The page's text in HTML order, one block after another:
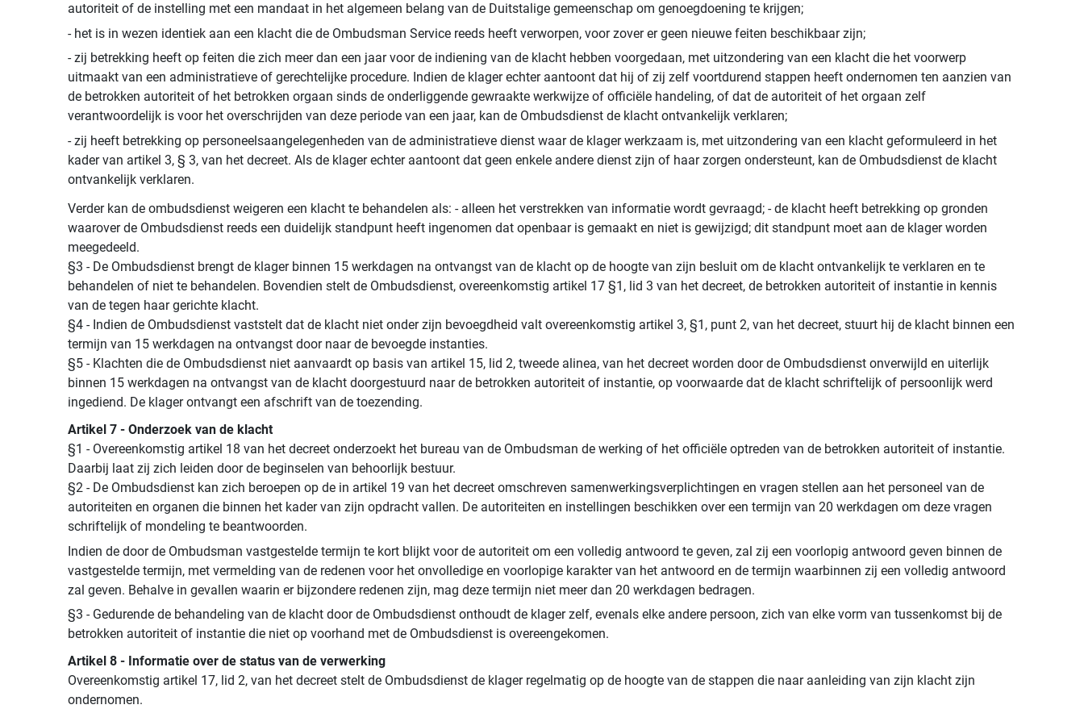
autoriteit of de instelling met een mandaat in het algemeen belang van de Duitstalige gemeenschap om genoegdoening te krijgen;
- het is in wezen identiek aan een klacht die de Ombudsman Service reeds heeft verworpen, voor zover er geen nieuwe feiten beschikbaar zijn;
- zij betrekking heeft op feiten die zich meer dan een jaar voor de indiening van de klacht hebben voorgedaan, met uitzondering van een klacht die het voorwerp
uitmaakt van een administratieve of gerechtelijke procedure. Indien de klager echter aantoont dat hij of zij zelf voortdurend stappen heeft ondernomen ten aanzien van
de betrokken autoriteit of het betrokken orgaan sinds de onderliggende gewraakte werkwijze of officiële handeling, of dat de autoriteit of het orgaan zelf
verantwoordelijk is voor het overschrijden van deze periode van een jaar, kan de Ombudsdienst de klacht ontvankelijk verklaren;
- zij heeft betrekking op personeelsaangelegenheden van de administratieve dienst waar de klager werkzaam is, met uitzondering van een klacht geformuleerd in het
kader van artikel 3, § 3, van het decreet. Als de klager echter aantoont dat geen enkele andere dienst zijn of haar zorgen ondersteunt, kan de Ombudsdienst de klacht
ontvankelijk verklaren.
Verder kan de ombudsdienst weigeren een klacht te behandelen als: - alleen het verstrekken van informatie wordt gevraagd; - de klacht heeft betrekking op gronden
waarover de Ombudsdienst reeds een duidelijk standpunt heeft ingenomen dat openbaar is gemaakt en niet is gewijzigd; dit standpunt moet aan de klager worden
meegedeeld.
§3 - De Ombudsdienst brengt de klager binnen 15 werkdagen na ontvangst van de klacht op de hoogte van zijn besluit om de klacht ontvankelijk te verklaren en te
behandelen of niet te behandelen. Bovendien stelt de Ombudsdienst, overeenkomstig artikel 17 §1, lid 3 van het decreet, de betrokken autoriteit of instantie in kennis
van de tegen haar gerichte klacht.
§4 - Indien de Ombudsdienst vaststelt dat de klacht niet onder zijn bevoegdheid valt overeenkomstig artikel 3, §1, punt 2, van het decreet, stuurt hij de klacht binnen een
termijn van 15 werkdagen na ontvangst door naar de bevoegde instanties.
§5 - Klachten die de Ombudsdienst niet aanvaardt op basis van artikel 15, lid 2, tweede alinea, van het decreet worden door de Ombudsdienst onverwijld en uiterlijk
binnen 15 werkdagen na ontvangst van de klacht doorgestuurd naar de betrokken autoriteit of instantie, op voorwaarde dat de klacht schriftelijk of persoonlijk werd
ingediend. De klager ontvangt een afschrift van de toezending.
Artikel 7 - Onderzoek van de klacht
§1 - Overeenkomstig artikel 18 van het decreet onderzoekt het bureau van de Ombudsman de werking of het officiële optreden van de betrokken autoriteit of instantie.
Daarbij laat zij zich leiden door de beginselen van behoorlijk bestuur.
§2 - De Ombudsdienst kan zich beroepen op de in artikel 19 van het decreet omschreven samenwerkingsverplichtingen en vragen stellen aan het personeel van de
autoriteiten en organen die binnen het kader van zijn opdracht vallen. De autoriteiten en instellingen beschikken over een termijn van 20 werkdagen om deze vragen
schriftelijk of mondeling te beantwoorden.
Indien de door de Ombudsman vastgestelde termijn te kort blijkt voor de autoriteit om een volledig antwoord te geven, zal zij een voorlopig antwoord geven binnen de
vastgestelde termijn, met vermelding van de redenen voor het onvolledige en voorlopige karakter van het antwoord en de termijn waarbinnen zij een volledig antwoord
zal geven. Behalve in gevallen waarin er bijzondere redenen zijn, mag deze termijn niet meer dan 20 werkdagen bedragen.
§3 - Gedurende de behandeling van de klacht door de Ombudsdienst onthoudt de klager zelf, evenals elke andere persoon, zich van elke vorm van tussenkomst bij de
betrokken autoriteit of instantie die niet op voorhand met de Ombudsdienst is overeengekomen.
Artikel 8 - Informatie over de status van de verwerking
Overeenkomstig artikel 17, lid 2, van het decreet stelt de Ombudsdienst de klager regelmatig op de hoogte van de stappen die naar aanleiding van zijn klacht zijn
ondernomen.